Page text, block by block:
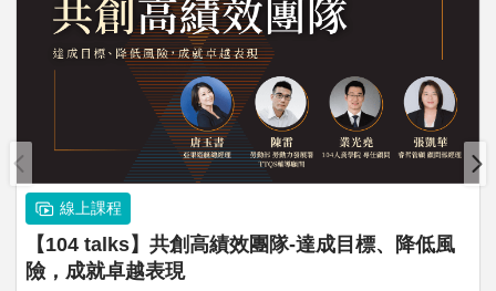
線上課程
【104 talks】共創高績效團隊-達成目標、降低風
險，成就卓越表現